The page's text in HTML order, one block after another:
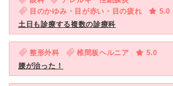
目のかゆみ・目が赤い・目の疲れ
5.0
土日も診療する複数の診療科
整形外科 椎間板ヘルニア
5.0
腰が治った！